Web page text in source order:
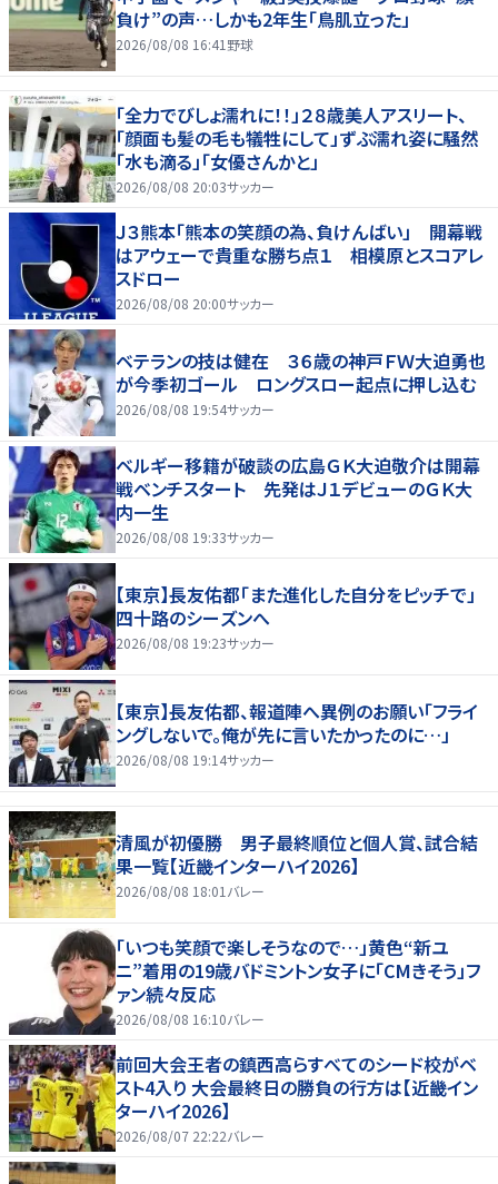
負け”の声…しかも2年生「鳥肌立った」
2026/08/08 16:41 野球
「全力でびしょ濡れに！！」２８歳美人アスリート、
「顔面も髪の毛も犠牲にして」ずぶ濡れ姿に騒然
「水も滴る」「女優さんかと」
2026/08/08 20:03サッカー
Ｊ３熊本「熊本の笑顔の為、負けんばい」 開幕戦
はアウェーで貴重な勝ち点１ 相模原とスコアレ
スドロー
2026/08/08 20:00サッカー
ベテランの技は健在 ３６歳の神戸ＦＷ大迫勇也
が今季初ゴール ロングスロー起点に押し込む
2026/08/08 19:54サッカー
ベルギー移籍が破談の広島ＧＫ大迫敬介は開幕
戦ベンチスタート 先発はＪ１デビューのＧＫ大
内一生
2026/08/08 19:33サッカー
【東京】長友佑都「また進化した自分をピッチで」
四十路のシーズンへ
2026/08/08 19:23サッカー
【東京】長友佑都、報道陣へ異例のお願い「フライ
ングしないで。俺が先に言いたかったのに…」
2026/08/08 19:14サッカー
清風が初優勝 男子最終順位と個人賞、試合結
果一覧【近畿インターハイ2026】
2026/08/08 18:01 バレー
「いつも笑顔で楽しそうなので…」黄色“新ユ
ニ”着用の19歳バドミントン女子に「CMきそう」フ
ァン続々反応
2026/08/08 16:10バレー
前回大会王者の鎮西高らすべてのシード校がベ
スト4入り 大会最終日の勝負の行方は【近畿イン
ターハイ2026】
2026/08/07 22:22バレー